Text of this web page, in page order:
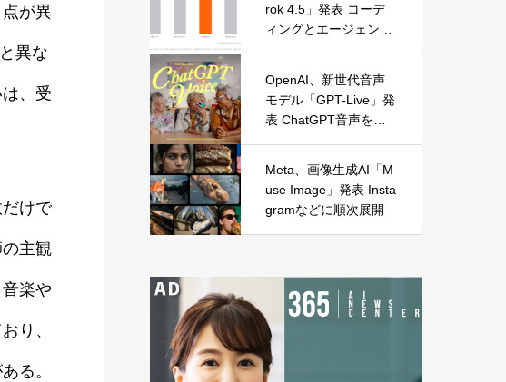
が異
異な
、受
けで
主観
楽や
り、
る。
rok 4.5」発表 コーデ
ィングとエージェント
OpenAI、新世代音声
モデル「GPT-Live」発
表 ChatGPT音声を全
Meta、画像生成AI「M
use Image」発表 Insta
gramなどに順次展開